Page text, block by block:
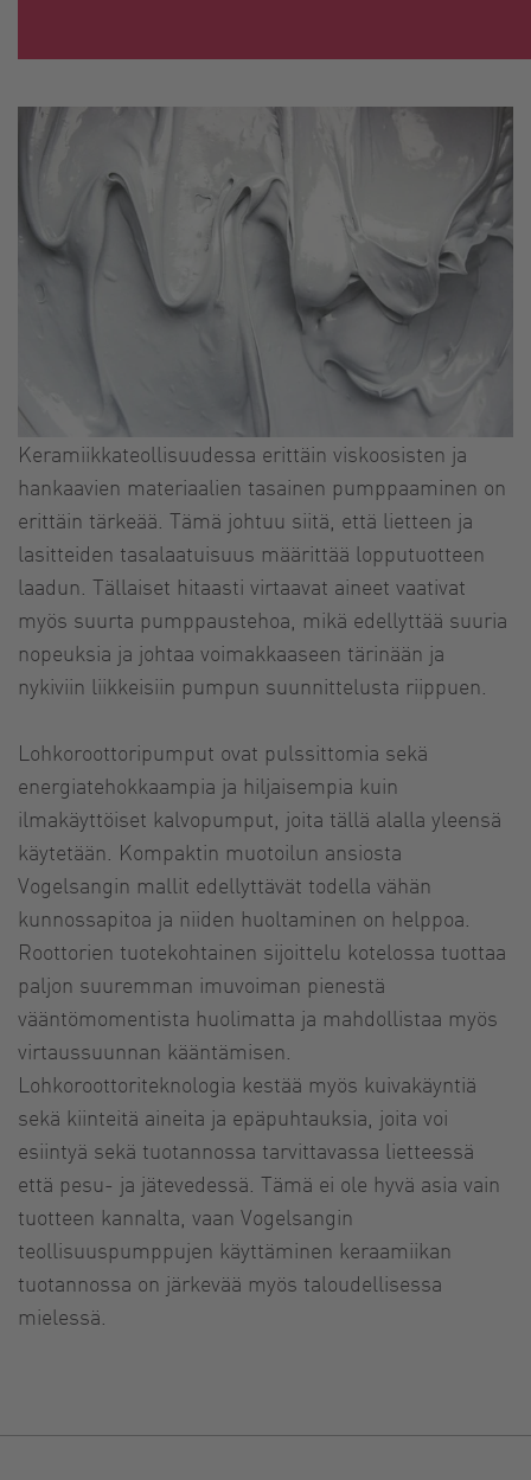
Keramiikkateollisuudessa erittäin viskoosisten ja
hankaavien materiaalien tasainen pumppaaminen on
erittäin tärkeää. Tämä johtuu siitä, että lietteen ja
lasitteiden tasalaatuisuus määrittää lopputuotteen
laadun. Tällaiset hitaasti virtaavat aineet vaativat
myös suurta pumppaustehoa, mikä edellyttää suuria
nopeuksia ja johtaa voimakkaaseen tärinään ja
nykiviin liikkeisiin pumpun suunnittelusta riippuen.
Lohkoroottoripumput ovat pulssittomia sekä
energiatehokkaampia ja hiljaisempia kuin
ilmakäyttöiset kalvopumput, joita tällä alalla yleensä
käytetään. Kompaktin muotoilun ansiosta
Vogelsangin mallit edellyttävät todella vähän
kunnossapitoa ja niiden huoltaminen on helppoa.
Roottorien tuotekohtainen sijoittelu kotelossa tuottaa
paljon suuremman imuvoiman pienestä
vääntömomentista huolimatta ja mahdollistaa myös
virtaussuunnan kääntämisen.
Lohkoroottoriteknologia kestää myös kuivakäyntiä
sekä kiinteitä aineita ja epäpuhtauksia, joita voi
esiintyä sekä tuotannossa tarvittavassa lietteessä
että pesu- ja jätevedessä. Tämä ei ole hyvä asia vain
tuotteen kannalta, vaan Vogelsangin
teollisuuspumppujen käyttäminen keraamiikan
tuotannossa on järkevää myös taloudellisessa
mielessä.